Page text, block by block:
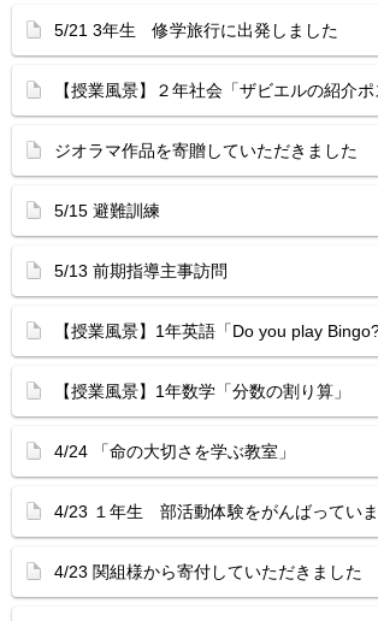
5/21 3年生 修学旅行に出発しました
【授業風景】２年社会「ザビエルの紹介ポ
ジオラマ作品を寄贈していただきました
5/15 避難訓練
5/13 前期指導主事訪問
【授業風景】1年英語「Do you play Bingo?
【授業風景】1年数学「分数の割り算」
4/24 「命の大切さを学ぶ教室」
4/23 １年生 部活動体験をがんばってい
4/23 関組様から寄付していただきました